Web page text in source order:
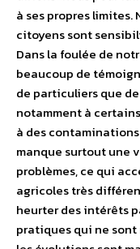
à ses propres limites.
citoyens sont
Dans la foulée de
beaucoup de
de particuliers que
notamment à
à des
manque surtout une
problèmes, ce qui
agricoles très
heurter des intérêts
pratiques qui ne